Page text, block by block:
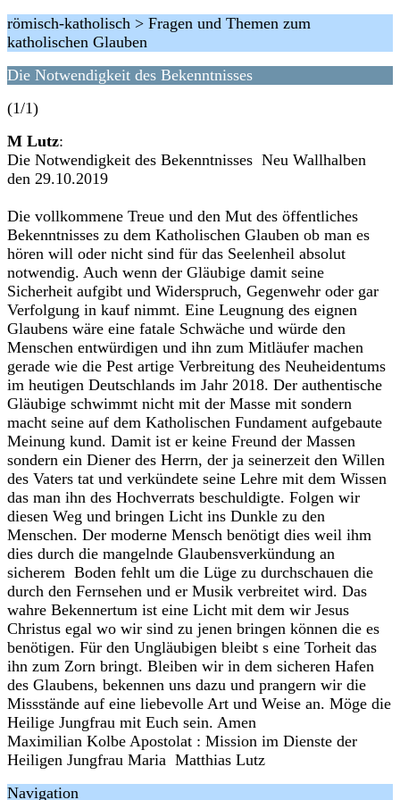
römisch-katholisch > Fragen und Themen zum
katholischen Glauben
Die Notwendigkeit des Bekenntnisses
(1/1)
M Lutz:
Die Notwendigkeit des Bekenntnisses Neu Wallhalben
den 29.10.2019
Die vollkommene Treue und den Mut des öffentliches
Bekenntnisses zu dem Katholischen Glauben ob man es
hören will oder nicht sind für das Seelenheil absolut
notwendig. Auch wenn der Gläubige damit seine
Sicherheit aufgibt und Widerspruch, Gegenwehr oder gar
Verfolgung in kauf nimmt. Eine Leugnung des eignen
Glaubens wäre eine fatale Schwäche und würde den
Menschen entwürdigen und ihn zum Mitläufer machen
gerade wie die Pest artige Verbreitung des Neuheidentums
im heutigen Deutschlands im Jahr 2018. Der authentische
Gläubige schwimmt nicht mit der Masse mit sondern
macht seine auf dem Katholischen Fundament aufgebaute
Meinung kund. Damit ist er keine Freund der Massen
sondern ein Diener des Herrn, der ja seinerzeit den Willen
des Vaters tat und verkündete seine Lehre mit dem Wissen
das man ihn des Hochverrats beschuldigte. Folgen wir
diesen Weg und bringen Licht ins Dunkle zu den
Menschen. Der moderne Mensch benötigt dies weil ihm
dies durch die mangelnde Glaubensverkündung an
sicherem Boden fehlt um die Lüge zu durchschauen die
durch den Fernsehen und er Musik verbreitet wird. Das
wahre Bekennertum ist eine Licht mit dem wir Jesus
Christus egal wo wir sind zu jenen bringen können die es
benötigen. Für den Ungläubigen bleibt s eine Torheit das
ihn zum Zorn bringt. Bleiben wir in dem sicheren Hafen
des Glaubens, bekennen uns dazu und prangern wir die
Missstände auf eine liebevolle Art und Weise an. Möge die
Heilige Jungfrau mit Euch sein. Amen
Maximilian Kolbe Apostolat : Mission im Dienste der
Heiligen Jungfrau Maria Matthias Lutz
Navigation